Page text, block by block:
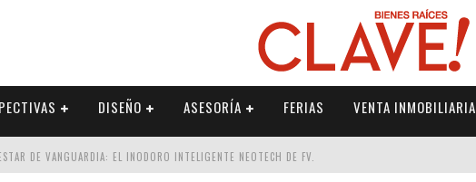
DISEÑO ASESORÍA FERIAS VENTA INMOBILIARIA
DE VANGUARDIA: EL INODORO INTELIGENTE NEOTECH DE FV.